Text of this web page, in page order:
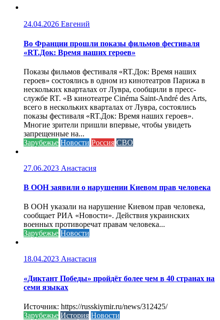
24.04.2026 Евгений
Во Франции прошли показы фильмов фестиваля
«RT.Док: Время наших героев»
Показы фильмов фестиваля «RT.Док: Время наших
героев» состоялись в одном из кинотеатров Парижа в
нескольких кварталах от Лувра, сообщили в пресс-
службе RT. «В кинотеатре Cinéma Saint-André des Arts,
всего в нескольких кварталах от Лувра, состоялись
показы фестиваля «RT.Док: Время наших героев».
Многие зрители пришли впервые, чтобы увидеть
запрещенные на...
Зарубежье Новости Россия СВО
27.06.2023 Анастасия
В ООН заявили о нарушении Киевом прав человека
В ООН указали на нарушение Киевом прав человека,
сообщает РИА «Новости». Действия украинских
военных противоречат правам человека...
Зарубежье Новости
18.04.2023 Анастасия
«Диктант Победы» пройдёт более чем в 40 странах на
семи языках
Источник: https://russkiymir.ru/news/312425/
Зарубежье История Новости